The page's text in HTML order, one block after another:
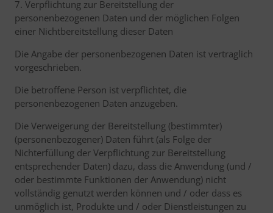
7. Verpflichtung zur Bereitstellung der
personenbezogenen Daten und der möglichen Folgen
einer Nichtbereitstellung dieser Daten
Die Angabe der personenbezogenen Daten ist vertraglich
vorgeschrieben.
Die betroffene Person ist verpflichtet, die
personenbezogenen Daten anzugeben.
Die Verweigerung der Bereitstellung (bestimmter)
(personenbezogener) Daten führt (als Folge der
Nichterfüllung der Verpflichtung zur Bereitstellung
entsprechender Daten) dazu, dass die Anwendung (und /
oder bestimmte Funktionen der Anwendung) nicht
vollständig genutzt werden können und / oder dass es
unmöglich ist, Produkte und / oder Dienstleistungen zu